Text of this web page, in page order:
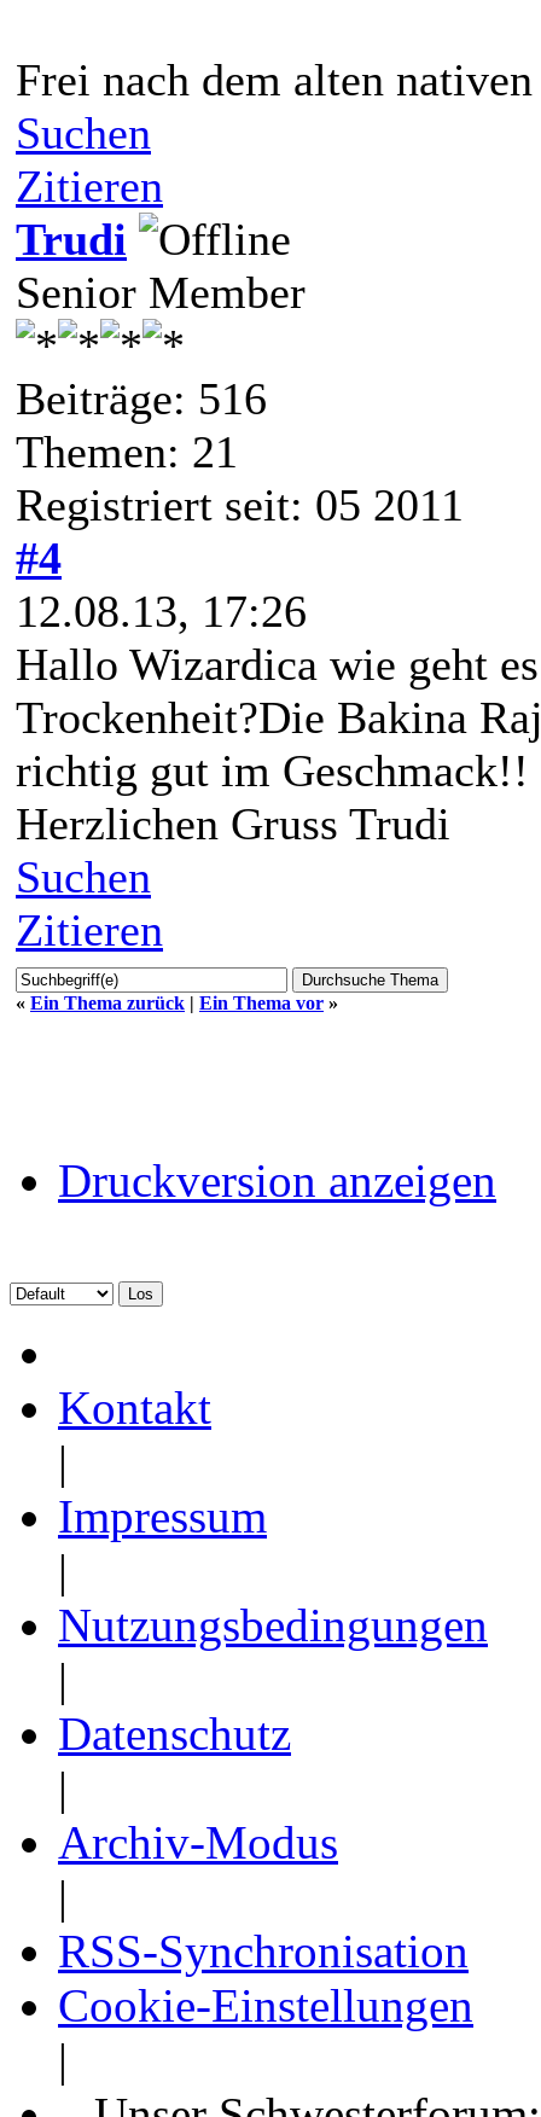
Frei nach dem alten
Suchen
Zitieren
Trudi
Senior Member
Beiträge: 516
Themen: 21
Registriert seit: 05 2011
#4
12.08.13, 17:26
Hallo Wizardica wie geht
Trockenheit?Die Bakina
richtig gut im Geschmack!!
Herzlichen Gruss Trudi
Suchen
Zitieren
« Ein Thema zurück | Ein Thema vor »
Druckversion anzeigen
Kontakt
|
Impressum
|
Nutzungsbedingungen
|
Datenschutz
|
Archiv-Modus
|
RSS-Synchronisation
Cookie-Einstellungen
|